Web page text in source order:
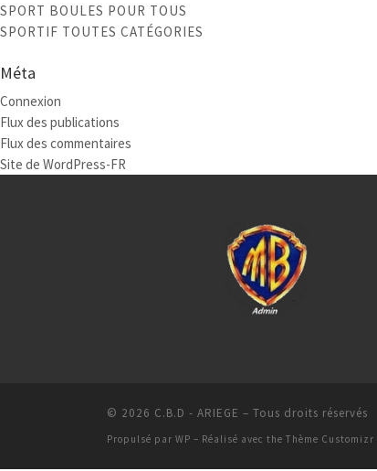
SPORT BOULES POUR TOUS
SPORTIF TOUTES CATÉGORIES
Méta
Connexion
Flux des publications
Flux des commentaires
Site de WordPress-FR
© 2026 C.B.D - ARIEGE – Tous droits réservés
Propulsé par WP – Réalisé avec the Thème Customizr